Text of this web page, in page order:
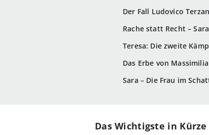
Der Fall Ludovico
Rache statt Recht –
Teresa: Die zweite
Das Erbe von
Sara – Die Frau im
Das Wichtigste in Kürze